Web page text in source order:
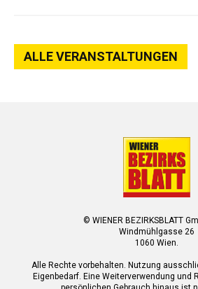
ALLE VERANSTALTUNGEN
© WIENER BEZIRKSBLATT
Windmühlgasse 26
1060 Wien.
Alle Rechte vorbehalten. Nutzung
Eigenbedarf. Eine Weiterverwendung und